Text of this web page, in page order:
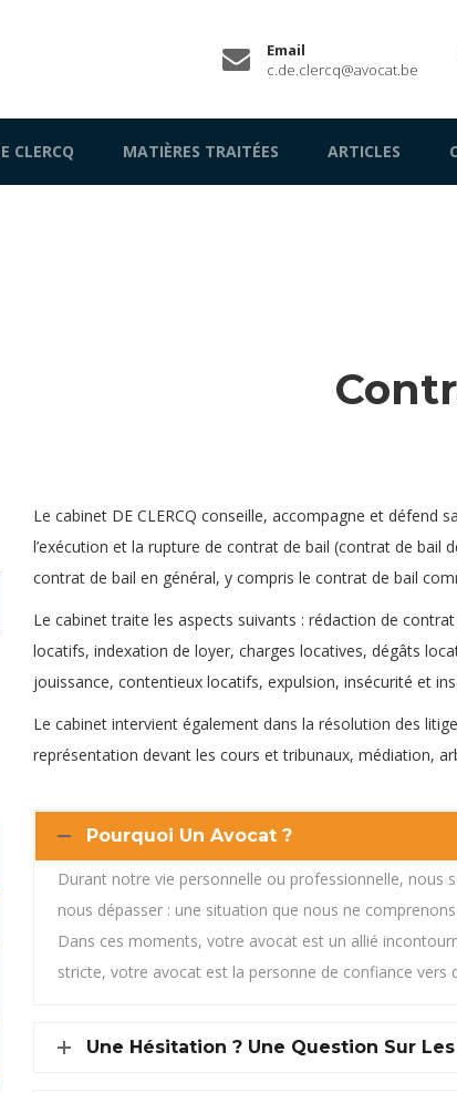
Email
c.de.clercq@avocat.be
CLERCQ MATIÈRES TRAITÉES ARTICLES
Le cabinet DE CLERCQ conseille, accompagne et défend
l’exécution et la rupture de contrat de bail (contrat de
contrat de bail en général, y compris le contrat de bail
Le cabinet traite les aspects suivants : rédaction de
locatifs, indexation de loyer, charges locatives, dégâts
jouissance, contentieux locatifs, expulsion, insécurité et
Le cabinet intervient également dans la résolution des
représentation devant les cours et tribunaux, médiation,
Pourquoi Un Avocat ?
Durant notre vie personnelle ou professionnelle,
nous dépasser : une situation que nous ne
Dans ces moments, votre avocat est un allié
stricte, votre avocat est la personne de confiance
Une Hésitation ? Une Question Sur